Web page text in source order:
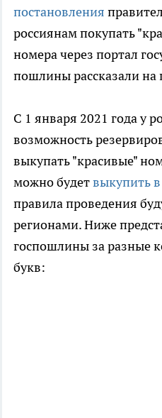
постановления
россиянам покупать
номера через портал
пошлины рассказали на
С 1 января 2021 года у
возможность
выкупать "красивые"
можно будетвыкупить
правила проведения
регионами. Ниже
госпошлины за разные
букв: